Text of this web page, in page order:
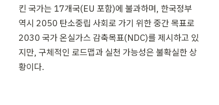
킨 국가는 17개국(EU 포함)에 불과하며, 한국정부
역시 2050 탄소중립 사회로 가기 위한 중간 목표로
2030 국가 온실가스 감축목표(NDC)를 제시하고 있
지만, 구체적인 로드맵과 실천 가능성은 불확실한 상
황이다.